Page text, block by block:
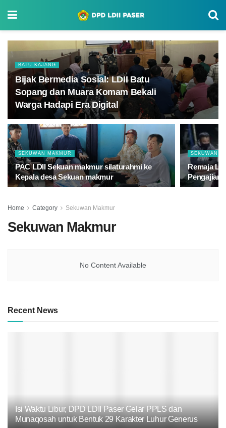
BATU KAJANG
Bijak Bermedia Sosial: LDII Batu
Sopang dan Muara Komam Bekali
Warga Hadapi Era Digital
SEKUWAN MAKMUR
PAC LDII Sekuan makmur silaturahmi ke
Kepala desa Sekuan makmur
SEKUWAN
Remaja
Pengajian
Home Category Sekuwan Makmur
Sekuwan Makmur
No Content Available
Recent News
Isi Waktu Libur, DPD LDII Paser Gelar PPLS dan
Munaqosah untuk Bentuk 29 Karakter Luhur Generus